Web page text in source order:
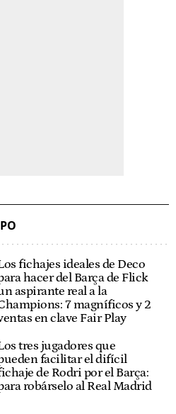
fichajes ideales de Deco
hacer del Barça de Flick
aspirante real a la
7 magníficos y 2
en clave Fair Play
tres jugadores que
facilitar el difícil
de Rodri por el Barça:
robárselo al Real Madrid